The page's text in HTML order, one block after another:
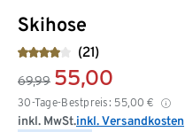
Skihose
(21)
69,99 55,00
30-Tage-Bestpreis: 55,00 €
inkl. MwSt.inkl. Versandkosten